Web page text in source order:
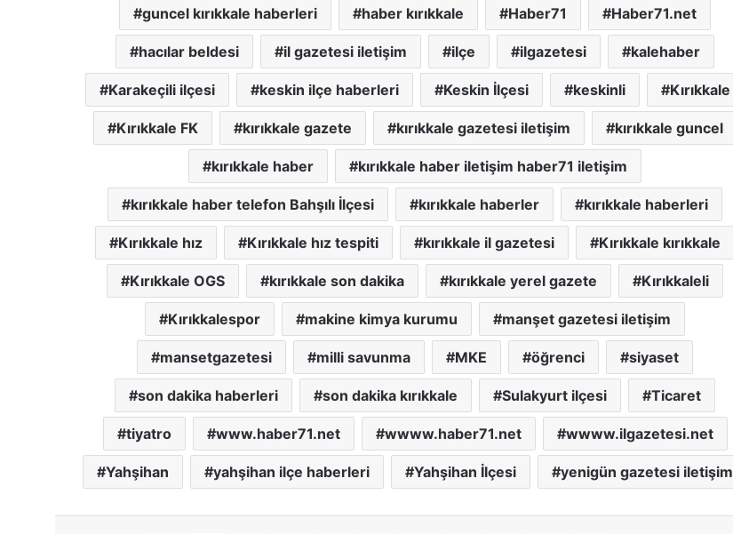
guncel kırıkkale haberleri haber kırıkkale Haber71 Haber71.net
hacılar beldesi il gazetesi iletişim ilçe ilgazetesi kalehaber
Karakeçili ilçesi keskin ilçe haberleri Keskin İlçesi keskinli Kırıkkale
Kırıkkale FK kırıkkale gazete kırıkkale gazetesi iletişim kırıkkale guncel
kırıkkale haber kırıkkale haber iletişim haber71 iletişim
kırıkkale haber telefon Bahşılı İlçesi kırıkkale haberler kırıkkale haberleri
Kırıkkale hız Kırıkkale hız tespiti kırıkkale il gazetesi Kırıkkale kırıkkale
Kırıkkale OGS kırıkkale son dakika kırıkkale yerel gazete Kırıkkaleli
Kırıkkalespor makine kimya kurumu manşet gazetesi iletişim
mansetgazetesi milli savunma MKE öğrenci siyaset
son dakika haberleri son dakika kırıkkale Sulakyurt ilçesi Ticaret
tiyatro www.haber71.net wwww.haber71.net wwww.ilgazetesi.net
Yahşihan yahşihan ilçe haberleri Yahşihan İlçesi yenigün gazetesi iletişim